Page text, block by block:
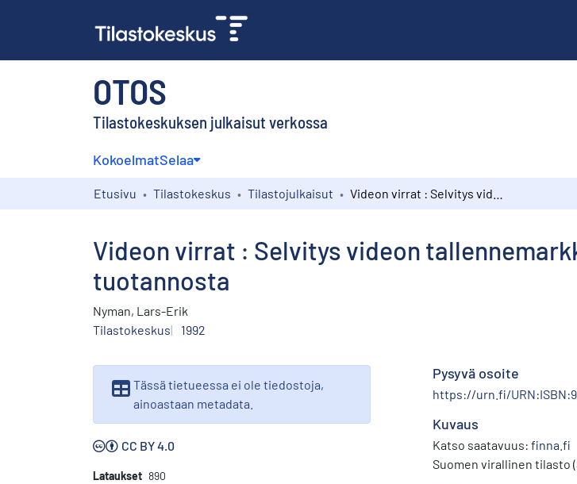
OTOS
Tilastokeskuksen julkaisut verkossa
KokoelmatSelaa
Etusivu Tilastokeskus Tilastojulkaisut
Videon virrat : Selvitys videon
tuotannosta
Nyman, Lars-Erik
Tilastokeskus
1992
Tässä tietueessa ei ole tiedostoja,
ainoastaan metadata.
CC BY 4.0
Lataukset 890
Pysyvä osoite
https://urn.fi/
Kuvaus
Katso saatavuus: finna.fi
Suomen virallinen tilasto